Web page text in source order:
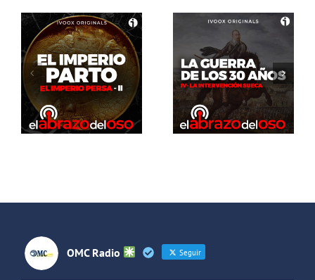
El Abrazo
del Oso. La
guerra de
los 30 años:
La
intervención
El Abrazo
del Oso.
Dinosaurios
Live Stream
OMC Radio Seguir